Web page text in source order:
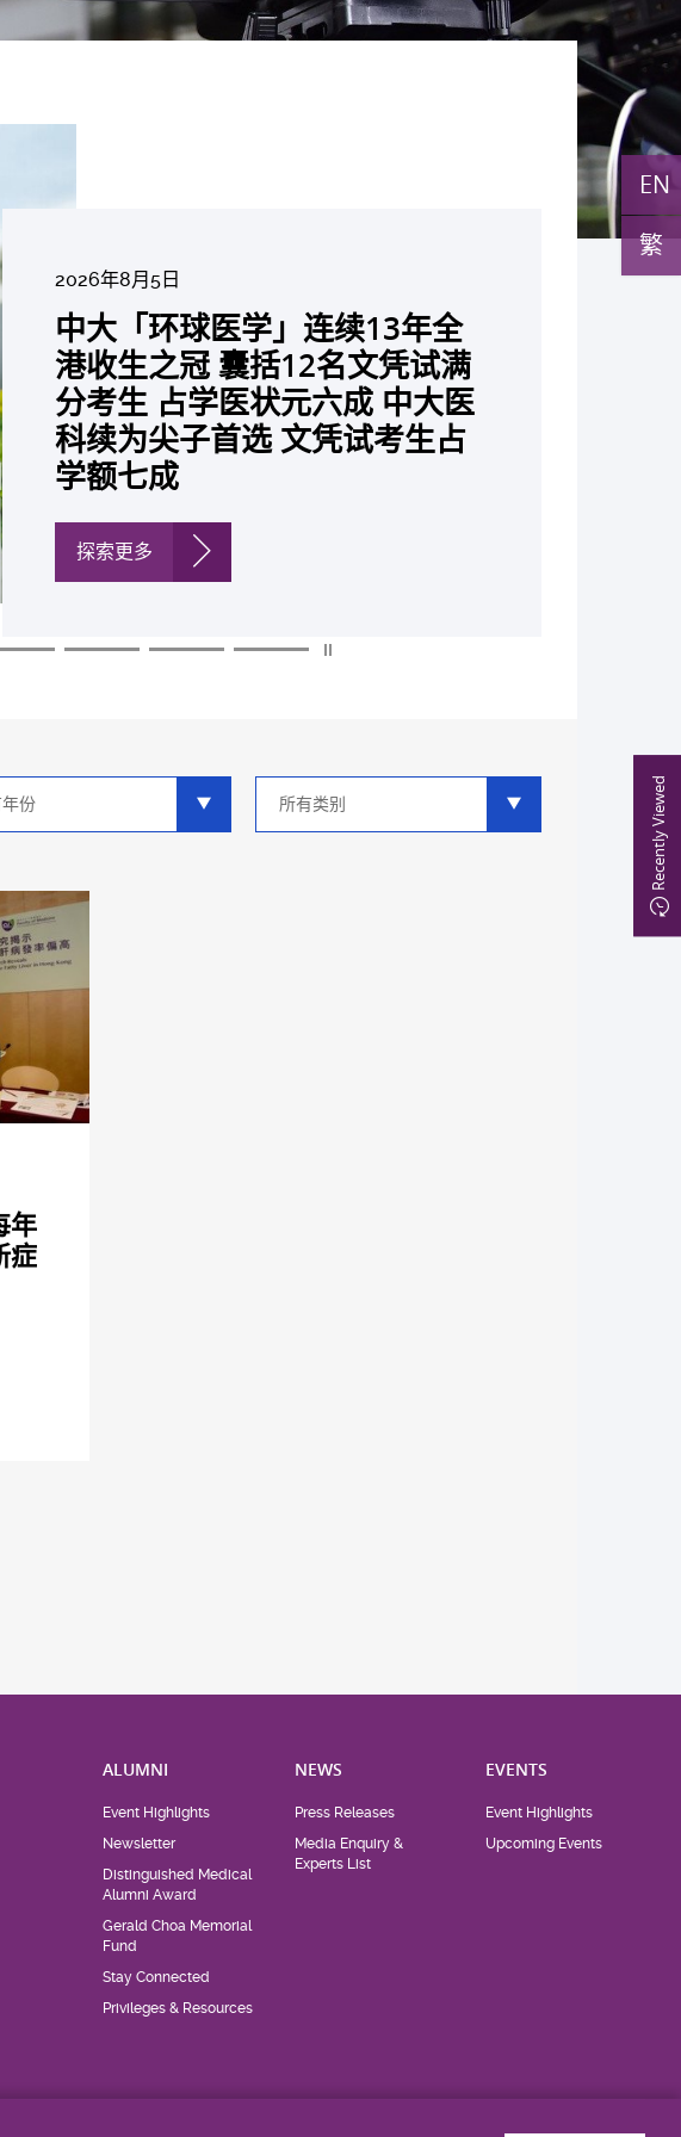
Recently Viewed
EN
繁
2026年8月5日
中大「环球医学」连续13年全
港收生之冠 囊括12名文凭试满
分考生 占学医状元六成 中大医
科续为尖子首选 文凭试考生占
学额七成
探索更多
2026年7月27日
中大成立崭新 ITECH医疗科技
评估平台 推动健康经济分析及
价值医疗
中大研发「AI-OCT」系统助测
糖尿黄斑水肿 假阳性转介个案
锐减六成 缩短患者轮候诊症时
间
探索更多
中大黄秀娟教授获颁中国工程界
最高荣誉「光华工程科技奖」
成为今届医药衞生领域唯一香港
学者
探索更多
中大新设「香港中文大学凤凰奖
学金」嘉许公开试状元 鼓励学
医状元走出课堂放眼世界 装备
21世纪妙手仁医
探索更多
中大全新一站式PGT-Plus方案
精准辨识传统检测中复杂基因异
常「盲点」 降低人工受孕流产
及异常妊娠风险
探索更多
2026年6月22日
中大发现青光眼治疗新靶点 小
鼠实验证实可恢复七成视力 有
助开创崭新神经保护疗法
探索更多
2026年6月17日
中大成功拆解肝癌免疫治疗耐药
性机制 揭一种免疫细胞具「除
废喂食」新功能助癌细胞耐药性
探索更多
2026年6月10日
中大与多名全球专家共同牵头跨
国肺癌研究 逾半晚期ALK阳性
肺癌病人七年无恶化 因特定基
因异常而引起的肺癌有望变成
「慢性病」 患者可与病共存
探索更多
2026年6月5日
中大教授陈重娥获颁「清野裕杰
出领袖奖」 成为本港首名学者
荣膺亚洲糖尿病教研最高荣誉
探索更多
2026年6月2日
中大汇聚逾200位区域专家 探讨
私人医疗保险如何推动全民健康
覆盖
探索更多
2026年5月19日
中大张源津医生成首位亚洲研究
员 荣获国际泌尿科权威奖项
John K. Lattimer 讲座奖
探索更多
2026年5月14日
中大取得「从实验室到临床应
用」研究突破 初步证实GLP-1
药物可改善严重中风康复情况
探索更多
分
年
症
ALUMNI
Event Highlights
Newsletter
Distinguished Medical
Alumni Award
Gerald Choa Memorial
Fund
Stay Connected
Privileges & Resources
NEWS
Press Releases
Media Enquiry &
Experts List
EVENTS
Event Highlights
Upcoming Events